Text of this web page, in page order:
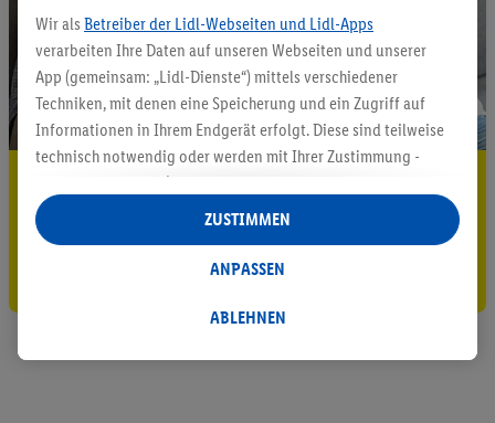
5.95 € Versand sparen³²ᵃ
Jetzt zum Newsletter anmelden
Gutschein sichern!
Wir als Betreiber der Lidl-Webseiten und Lidl-Apps
verarbeiten Ihre Daten auf unseren Webseiten und unserer
App (gemeinsam: „Lidl-Dienste“) mittels verschiedener
Techniken, mit denen eine Speicherung und ein Zugriff auf
Informationen in Ihrem Endgerät erfolgt. Diese sind teilweise
technisch notwendig oder werden mit Ihrer Zustimmung -
auch durch Partner (u.a.
Verantwortliche; im Zusammenhang mit dem IAB TCF
insgesamt
Statistik-Erstellung oder für personalisierte Werbung
Datenverarbeitungen für personalisierte Werbung werden
ABLEHNEN
ANPASSEN
ZUSTIMMEN